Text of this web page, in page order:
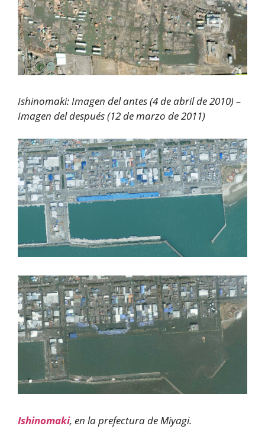
Ishinomaki: Imagen del antes (4 de abril de 2010) –
Imagen del después (12 de marzo de 2011)
Ishinomaki, en la prefectura de Miyagi.